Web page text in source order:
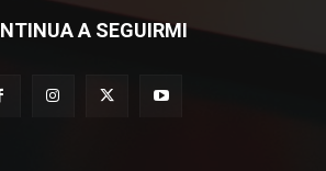
A SEGUIRMI